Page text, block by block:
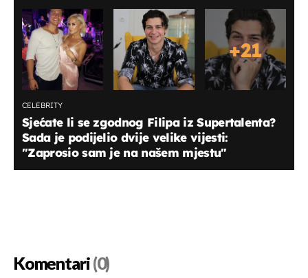
+21
CELEBRITY
Sjećate li se zgodnog Filipa iz Supertalenta?
Sada je podijelio dvije velike vijesti:
"Zaprosio sam je na našem mjestu"
Komentari(0)